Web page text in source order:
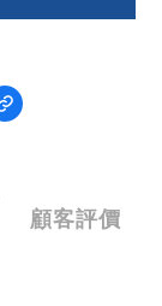
顧客評價